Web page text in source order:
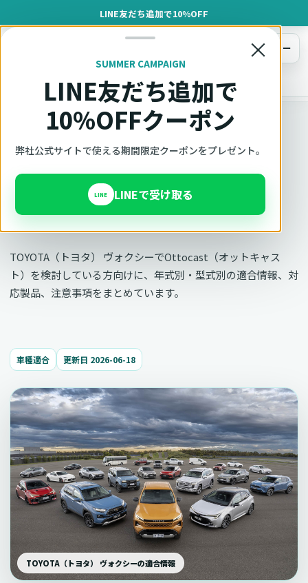
LINE友だち追加で10%OFF
×
SUMMER CAMPAIGN
LINE友だち追加で
10%OFFクーポン
弊社公式サイトで使える期間限定クーポンをプレゼント。
LINE LINEで受け取る
オットキャスト
メニュー
車種適合確認 TOYOTA（トヨタ） ヴォクシー
車種別適合
オットキャスト TOYOTA
ヴォクシーの適合確認
TOYOTA（トヨタ） ヴォクシーでOttocast（オットキャス
ト）を検討している方向けに、年式別・型式別の適合情報、対
応製品、注意事項をまとめています。
車種適合 更新日 2026-06-18
TOYOTA（トヨタ） ヴォクシーの適合情報